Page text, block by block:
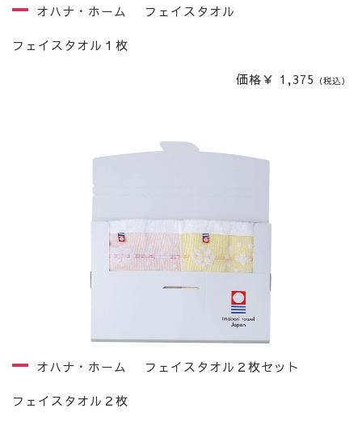
オハナ・ホーム フェイスタオル
フェイスタオル１枚
価格￥ 1,375 （税込）
オハナ・ホーム フェイスタオル２枚セット
フェイスタオル２枚